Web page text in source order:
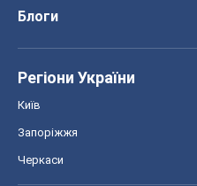
Блоги
Регіони України
Київ
Запоріжжя
Черкаси